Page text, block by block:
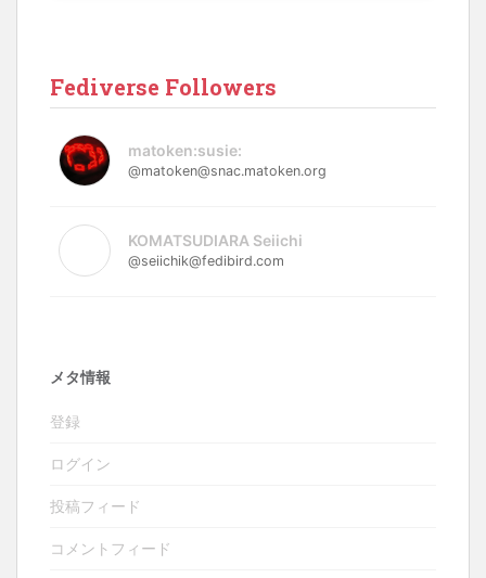
Fediverse Followers
matoken:susie:
@matoken@snac.matoken.org
KOMATSUDIARA Seiichi
@seiichik@fedibird.com
メタ情報
登録
ログイン
投稿フィード
コメントフィード